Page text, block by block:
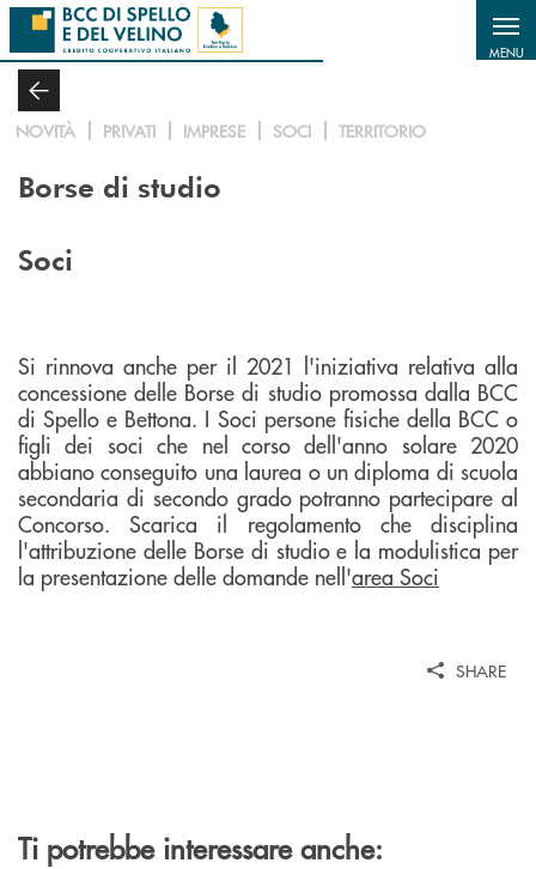
Salta al contenuto principale
MENU
NOVITÀ PRIVATI IMPRESE SOCI TERRITORIO
Borse di studio
Soci
Si rinnova anche per il 2021 l'iniziativa relativa alla
concessione delle Borse di studio promossa dalla BCC
di Spello e Bettona. I Soci persone fisiche della BCC o
figli dei soci che nel corso dell'anno solare 2020
abbiano conseguito una laurea o un diploma di scuola
secondaria di secondo grado potranno partecipare al
Concorso. Scarica il regolamento che disciplina
l'attribuzione delle Borse di studio e la modulistica per
la presentazione delle domande nell'area Soci
SHARE
Ti potrebbe interessare anche: